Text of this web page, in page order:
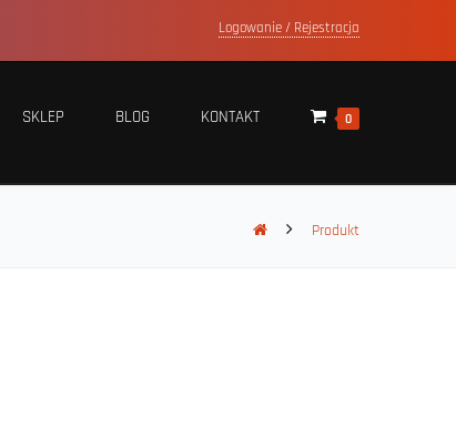
Logowanie / Rejestracja
0
SKLEP BLOG KONTAKT
Produkt